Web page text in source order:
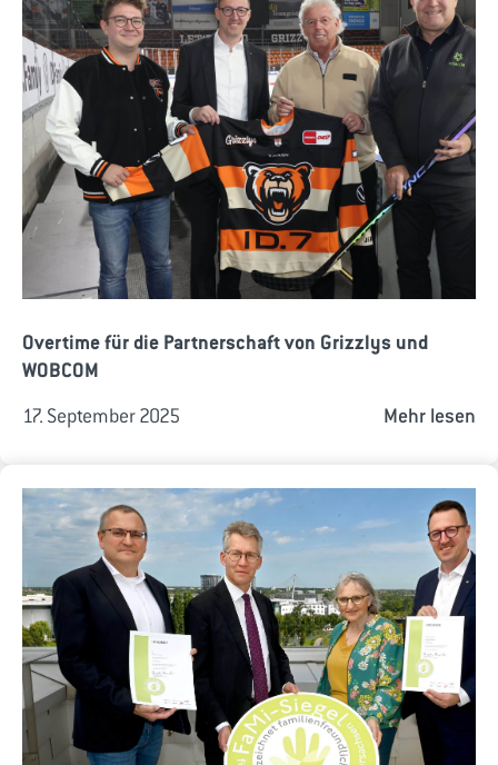
Overtime für die Partnerschaft von Grizzlys und
WOBCOM
17. September 2025 Mehr lesen